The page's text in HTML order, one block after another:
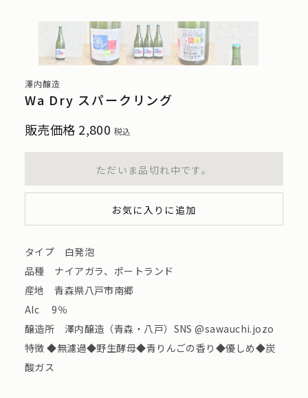
澤内醸造
Wa Dry スパークリング
販売価格 2,800 税込
ただいま品切れ中です。
お気に入りに追加
タイプ 白発泡
品種 ナイアガラ、ポートランド
産地 青森県八戸市南郷
Alc 9％
醸造所 澤内醸造（青森・八戸）SNS @sawauchi.jozo
特徴 ◆無濾過◆野生酵母◆青りんごの香り◆優しめ◆炭
酸ガス